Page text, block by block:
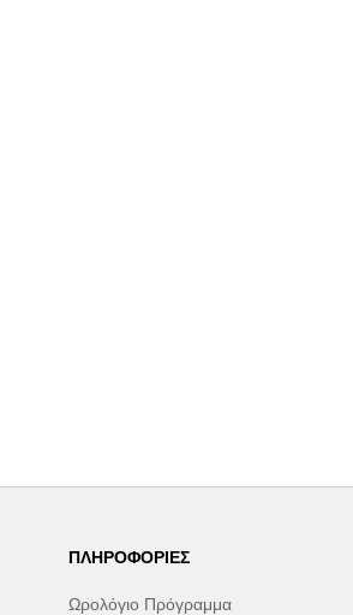
ΠΛΗΡΟΦΟΡΊΕΣ
Ωρολόγιο Πρόγραμμα